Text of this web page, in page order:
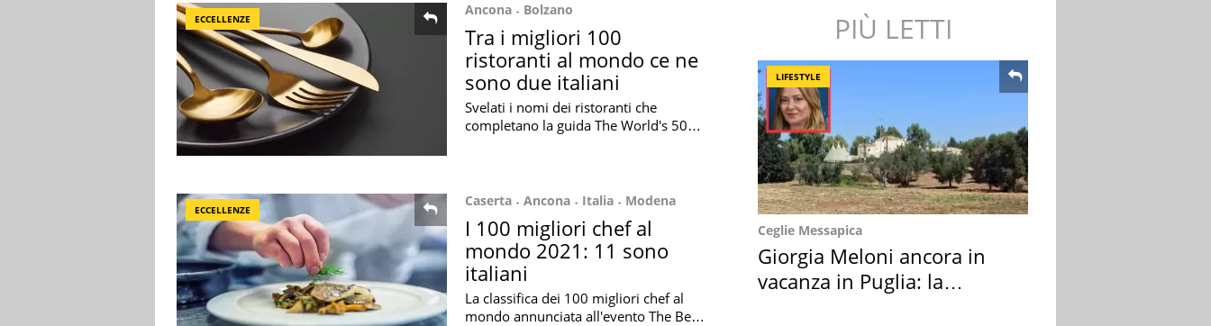
ECCELLENZE
Ancona Bolzano
Tra i migliori 100
ristoranti al mondo ce ne
sono due italiani
Svelati i nomi dei ristoranti che
completano la guida The World's 50
ECCELLENZE
Caserta Ancona Italia Modena
I 100 migliori chef al
mondo 2021: 11 sono
italiani
La classifica dei 100 migliori chef al
mondo annunciata all'evento The Best
PIÙ LETTI
LIFESTYLE
Ceglie Messapica
Giorgia Meloni ancora in
vacanza in Puglia: la